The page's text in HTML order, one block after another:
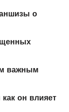
о
важным
он влияет